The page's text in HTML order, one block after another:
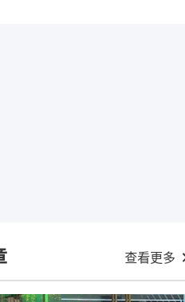
查看更多